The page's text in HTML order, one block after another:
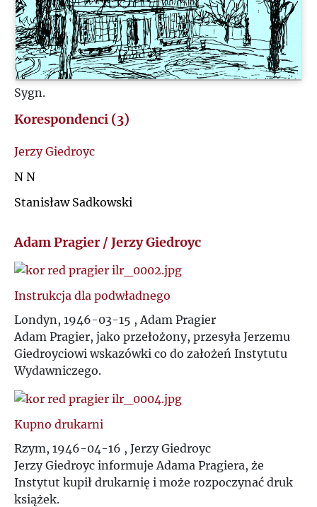
Ś
T
Sygn.
Korespondenci (3)
Jerzy Giedroyc
N N
Stanisław Sadkowski
Adam Pragier / Jerzy Giedroyc
Instrukcja dla podwładnego
Londyn, 1946-03-15 , Adam Pragier
Adam Pragier, jako przełożony, przesyła Jerzemu
Giedroyciowi wskazówki co do założeń Instytutu
Wydawniczego.
Kupno drukarni
Rzym, 1946-04-16 , Jerzy Giedroyc
Jerzy Giedroyc informuje Adama Pragiera, że
Instytut kupił drukarnię i może rozpoczynać druk
książek.